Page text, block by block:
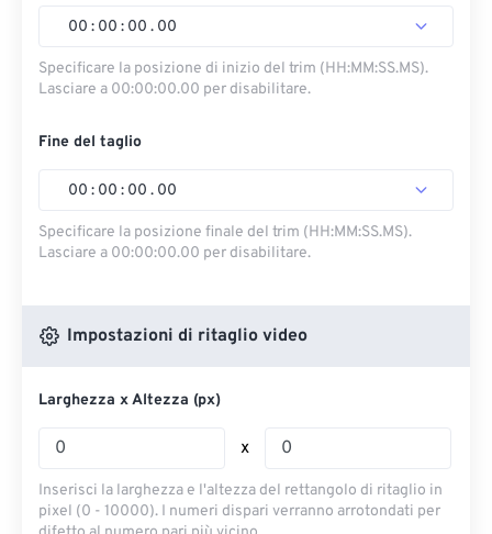
00 : 00 : 00 . 00
Specificare la posizione di inizio del trim (HH:MM:SS.MS).
Lasciare a 00:00:00.00 per disabilitare.
Fine del taglio
00 : 00 : 00 . 00
Specificare la posizione finale del trim (HH:MM:SS.MS).
Lasciare a 00:00:00.00 per disabilitare.
Impostazioni di ritaglio video
Larghezza x Altezza (px)
x
Inserisci la larghezza e l'altezza del rettangolo di ritaglio in
pixel (0 - 10000). I numeri dispari verranno arrotondati per